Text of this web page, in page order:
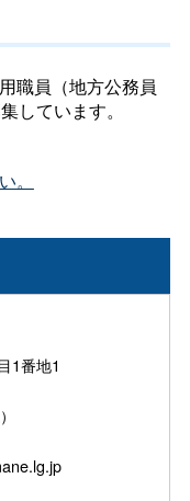
職員（地方公務員
しています。
。
1番地1